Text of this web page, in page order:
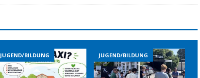
JUGEND/BILDUNG JUGEND/BILDUNG